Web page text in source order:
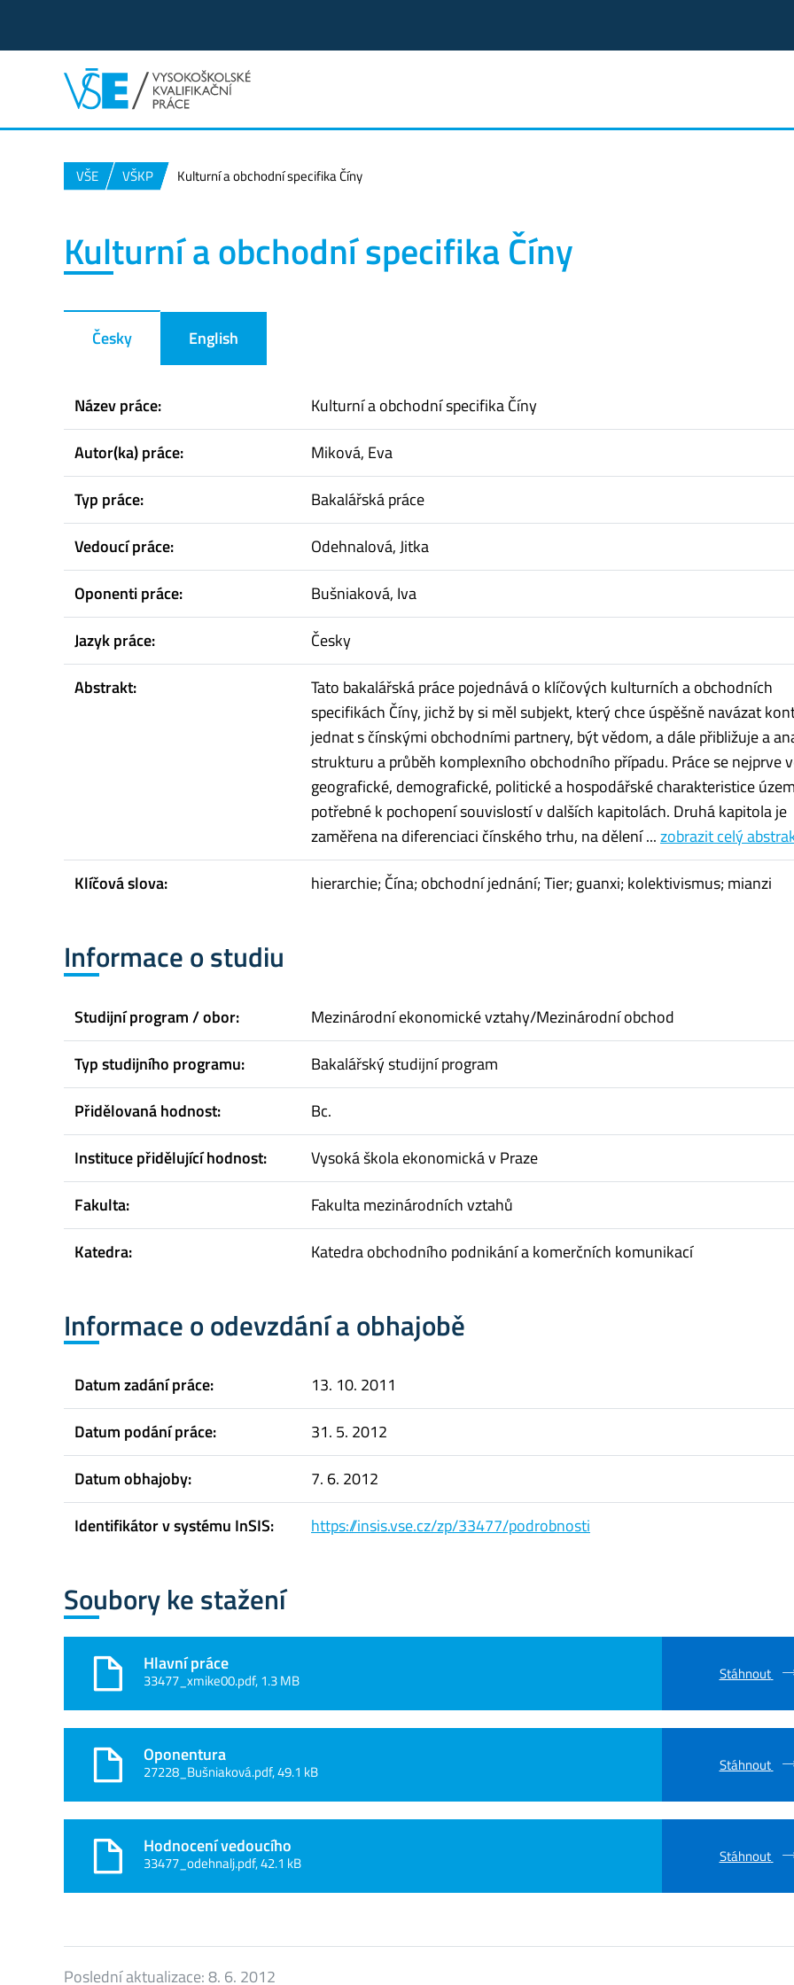
VŠE VŠKP Kulturní a obchodní specifika Číny
Kulturní a obchodní specifika Číny
Česky English
Název práce:
Kulturní a obchodní specifika Číny
Autor(ka) práce:
Miková, Eva
Typ práce:
Bakalářská práce
Vedoucí práce:
Odehnalová, Jitka
Oponenti práce:
Bušniaková, Iva
Jazyk práce:
Česky
Abstrakt:
Tato bakalářská práce pojednává o klíčových kulturních a obchodních
specifikách Číny, jichž by si měl subjekt, který chce úspěšně navázat
jednat s čínskými obchodními partnery, být vědom, a dále přibližuje a
strukturu a průběh komplexního obchodního případu. Práce se nejprve
geografické, demografické, politické a hospodářské charakteristice
potřebné k pochopení souvislostí v dalších kapitolách. Druhá kapitola je
zaměřena na diferenciaci čínského trhu, na dělení ...zobrazit celý
Klíčová slova:
hierarchie; Čína; obchodní jednání; Tier; guanxi; kolektivismus; mianzi
Informace o studiu
Studijní program / obor:
Mezinárodní ekonomické vztahy/Mezinárodní obchod
Typ studijního programu:
Bakalářský studijní program
Přidělovaná hodnost:
Bc.
Instituce přidělující hodnost:
Vysoká škola ekonomická v Praze
Fakulta:
Fakulta mezinárodních vztahů
Katedra:
Katedra obchodního podnikání a komerčních komunikací
Informace o odevzdání a obhajobě
Datum zadání práce:
13. 10. 2011
Datum podání práce:
31. 5. 2012
Datum obhajoby:
7. 6. 2012
Identifikátor v systému InSIS:
https://insis.vse.cz/zp/33477/podrobnosti
Soubory ke stažení
Hlavní práce
33477_xmike00.pdf, 1.3 MB Stáhnout
Oponentura
27228_Bušniaková.pdf, 49.1 kB Stáhnout
Hodnocení vedoucího
33477_odehnalj.pdf, 42.1 kB Stáhnout
Poslední aktualizace:8. 6. 2012